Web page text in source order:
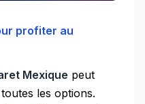
profiter au
Mexique peut
les options.